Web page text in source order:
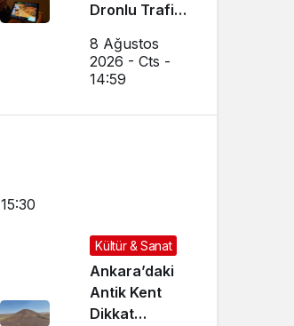
Dronlu Trafik
Yapılıyor
8 Ağustos
2026 - Cts -
14:59
15:30
Kültür & Sanat
Ankara’daki
Antik Kent
Dikkat